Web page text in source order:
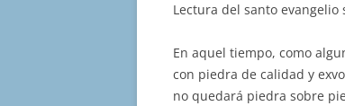
audio
Lectura del santo evangelio
En aquel tiempo, como
con piedra de calidad y
no quedará piedra sobre